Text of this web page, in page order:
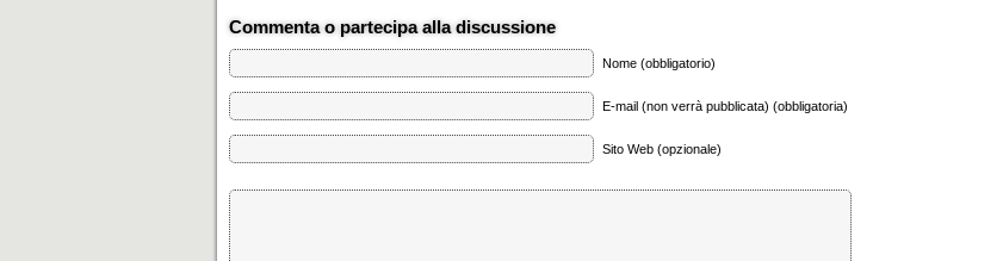
Commenta o partecipa alla discussione
Nome (obbligatorio)
E-mail (non verrà pubblicata) (obbligatoria)
Sito Web (opzionale)